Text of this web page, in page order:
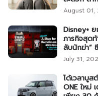
August 01,
Disney+
ภารกิจสุด
ลับนักฆ่า”
July 31,
ได้เวลาบู
ONE ใหม่